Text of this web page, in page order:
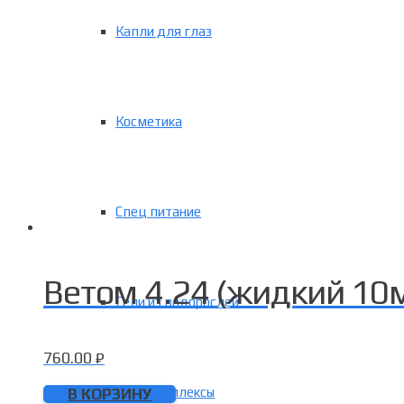
Капли для глаз
Косметика
Спец питание
Гели из водорослей
Фитокомплексы
Ветом 4.24 (жидкий
760.00 ₽
В КОРЗИНУ